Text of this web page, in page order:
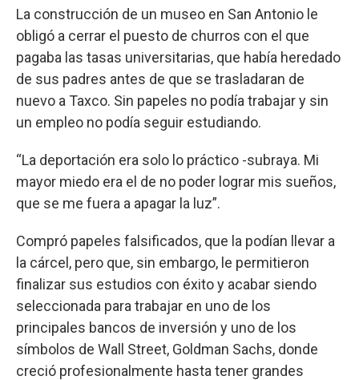
La construcción de un museo en San Antonio le
obligó a cerrar el puesto de churros con el que
pagaba las tasas universitarias, que había heredado
de sus padres antes de que se trasladaran de
nuevo a Taxco. Sin papeles no podía trabajar y sin
un empleo no podía seguir estudiando.
“La deportación era solo lo práctico -subraya. Mi
mayor miedo era el de no poder lograr mis sueños,
que se me fuera a apagar la luz”.
Compró papeles falsificados, que la podían llevar a
la cárcel, pero que, sin embargo, le permitieron
finalizar sus estudios con éxito y acabar siendo
seleccionada para trabajar en uno de los
principales bancos de inversión y uno de los
símbolos de Wall Street, Goldman Sachs, donde
creció profesionalmente hasta tener grandes